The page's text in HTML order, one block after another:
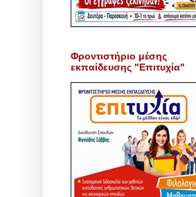
Φροντιστήριο μέσης
εκπαίδευσης "Επιτυχία"